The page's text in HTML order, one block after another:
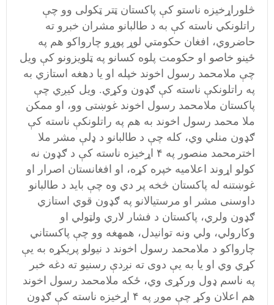
څلوراړخیزه ناستو کې پاکستان ټتر ټکولی وو چې
راتلونکي ناسته کې به د طالبانو مشران خبرو ته
حاضروي، افغان حکومتي لوړ پوړو چارواکو هم په
ځینو خاصو او حکومت پلوه کسانو په ټلویزونو کې ویل
چې ملامحمد رسول اخوند خپله او یا دهغه استازي به
په راتلونکې ناسته کې ګډون وکړي. ویل کیږي چې
پاکستان ملامحمد رسول اخوند غوښتی وو،‌ او ممکن
ملا محمد رسول اخوند به هم په راتلونکې ناسته کې
ګډون منلي وي،‌ کله چې د طالبانو د ډلې مشر ملا
اخترمحمد منصور په ۴ اړخیزه ناسته کې د ګډون نه
کولو اړوند اعلامیه خپره کړه،‌ او افغانستان اصرار او
غوښتنه له پاکستان څخه پر دي وه چې باید د طالبانو
داوسنی مشر او مرستیالانو په ګډون قوي استازي
ګډون ولري،‌ پاکستان د فشار لاري ولټولي او
وکارولي، ولي ونه توانیدل،‌ همهغه وو چې پاکستاني
چارواکو د ملامحمد رسول اخوند د نیولو پریکړه به یې
کړي وي او یا به یې دوی ته نږدې رسنیو ته دغه خبر
په ناسم ډول ورکړی وي،‌ ځکه ملامحمد رسول اخوند
هم اعلان وکړ چې موږ په ۴ اړخیزه ناسته کې ګډون